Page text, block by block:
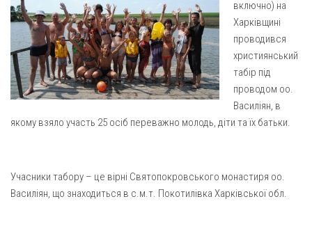
Архистратига Михаїла (м. Люботин)
Покрови Пресвятої Богородиці (с. Вільча)
Преображенська парафія (м. Лозова)
Парафія Благовіщення Пресвятої Богородиці (смт
Золочів)
Парафія Різдва Пресвятої Богородиці м. Берестин
(Красноград)
Пресвятої Трійці (м. Полтава)
Всіх Святих українського народу (м. Полтава)
Газета Християнський голос
Надруковані числа
Молитви
Галерея
включно) на
Харківщині
проводився
християнський
табір під
проводом оо.
Василіян, в
якому взяло участь 25 осіб переважно молодь, діти та їх батьки.
Учасники табору – це вірні Святопокровського монастиря оо.
Василіян, що знаходиться в с.м.т. Покотилівка Харківської обл.